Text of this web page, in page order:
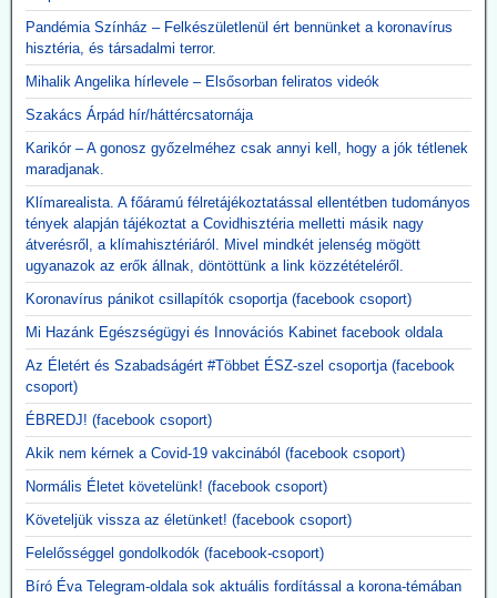
aztán ahhoz vezetett, hogy az emberek önként sorba álltak, hogy
fölvehessék a génterápiás oltást.
2026.05.12. JonFletwood.com: A Moderna
megerősítette, hogy új mRNS-bázisú
influenzaoltása hatszor több súlyos mellékhatást
okoz
A New England Journal of Medicine által nemrég közzétett, 3. szintű
tanulmány megerősítette, hogy a Moderna kísérleti mRNS-alapú
szezonális influenzaoltóanyaga, az mRNA-1010, a szokásos
influenzaoltásokhoz képest körülbelül hatszor gyakrabban okozott
súlyos, rövid távú mellékhatásokat, miközben a tünetekkel járó,
PCR-rel igazolt influenzaszerű megbetegedések számának abszolút
csökkenése kevesebb mint egy százalékpont volt.
Közzétevő: A szlogen az ellenkezőjére fordult.
"Hatástalan és ártalmas."
Pandémia Színház – Felkészületlenül ért bennünket a koronavírus
hisztéria, és társadalmi terror.
Mihalik Angelika hírlevele – Elsősorban feliratos videók
Szakács Árpád hír/háttércsatornája
Karikór – A gonosz győzelméhez csak annyi kell, hogy a jók tétlenek
maradjanak.
Klímarealista. A főáramú félretájékoztatással ellentétben tudományos
tények alapján tájékoztat a Covidhisztéria melletti másik nagy
átverésről, a klímahisztériáról. Mivel mindkét jelenség mögött
ugyanazok az erők állnak, döntöttünk a link közzétételéről.
Koronavírus pánikot csillapítók csoportja (facebook csoport)
Mi Hazánk Egészségügyi és Innovációs Kabinet facebook oldala
Az Életért és Szabadságért #Többet ÉSZ-szel csoportja (facebook
csoport)
ÉBREDJ! (facebook csoport)
Akik nem kérnek a Covid-19 vakcinából (facebook csoport)
Normális Életet követelünk! (facebook csoport)
Követeljük vissza az életünket! (facebook csoport)
Felelősséggel gondolkodók (facebook-csoport)
Bíró Éva Telegram-oldala sok aktuális fordítással a korona-témában